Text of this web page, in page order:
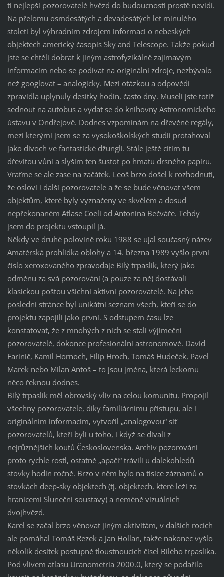
ti nejlepší pozorovatelé hvězd do budoucnosti prostě nevidí.
Na přelomu osmdesátých a devadesátých let minulého
století byl výhradním zdrojem informací o nebeských
objektech americký časopis Sky and Telescope. Takže pokud
jste se chtěli dobrat k jiným astrofyzikálně zajímavým
informacím nebo se podívat na originální zdroje, nezbývalo
než googlovat – analogicky. Mezi otázkou a odpovědí
zpravidla uplynuly desítky hodin, často dny. Museli jste totiž
sednout na autobus a vydat se do knihovny Astronomického
ústavu v Ondřejově. Dodnes vzpomínám na dřevěné regály,
mezi kterými jsem se za vysokoškolských studií protahoval
jako divoch ve fantastické džungli. Stále ještě cítím tu
dřevitou vůni a slyším ten šustot po hmatu drsného papíru.
Vraťme se ale zase na začátek. Leoš brzo došel k rozhodnutí,
že osloví i další pozorovatele a že se bude věnovat všem
objektům, které byly vyznačeny ve skvělém a dosud
nepřekonaném Atlase Coeli od Antonína Bečváře. Tehdy
jsem do projektu vstoupil já.
Někdy ve druhé polovině roku 1988 se ujal současný název
Amatérská prohlídka oblohy a 14. března 1989 vyšlo první
číslo xeroxovaného zpravodaje Bílý trpaslík, který jako
odměnu za svá pozorování (a pouze za ně) dostávali
klasickou poštou všichni aktivní pozorovatelé. Na jeho
poslední stránce byl unikátní seznam všech, kteří se do
projektu zapojili jako první. S odstupem času lze
konstatovat, že z mnohých z nich se stali výjimeční
pozorovatelé, dokonce profesionální astronomové. David
Farinič, Kamil Hornoch, Filip Hroch, Tomáš Hudeček, Pavel
Marek nebo Milan Antoš – to jsou jména, která leckomu
něco řeknou dodnes.
Bílý trpaslík měl obrovský vliv na celou komunitu. Propojil
všechny pozorovatele, díky familiárnímu přístupu, ale i
originálním informacím, vytvořil „analogovou“ síť
pozorovatelů, kteří byli u toho, i když se dívali z
nejrůznějších koutů Československa. Archiv pozorování
proto rychle rostl, ostatně „apači“ trávili u dalekohledů
stovky hodin ročně. Brzo v něm bylo na tisíce záznamů o
stovkách deep-sky objektech (tj. objektech, které leží za
hranicemi Sluneční soustavy) a neméně vizuálních
dvojhvězd.
Karel se začal brzo věnovat jiným aktivitám, v dalších rocích
ale pomáhal Tomáš Rezek a Jan Hollan, takže nakonec vyšlo
několik desítek postupně tloustnoucích čísel Bílého trpaslíka.
Pod vlivem atlasu Uranometria 2000.0, který se podařilo